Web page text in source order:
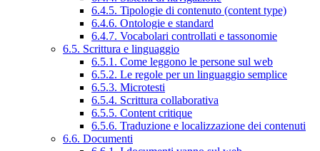
6.4.5. Tipologie di contenuto (content type)
6.4.6. Ontologie e standard
6.4.7. Vocabolari controllati e tassonomie
6.5. Scrittura e linguaggio
6.5.1. Come leggono le persone sul web
6.5.2. Le regole per un linguaggio semplice
6.5.3. Microtesti
6.5.4. Scrittura collaborativa
6.5.5. Content critique
6.5.6. Traduzione e localizzazione dei contenuti
6.6. Documenti